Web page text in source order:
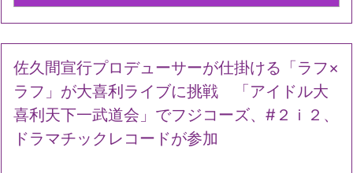
佐久間宣行プロデューサーが仕掛ける「ラフ×
ラフ」が大喜利ライブに挑戦 「アイドル大
喜利天下一武道会」でフジコーズ、#２ｉ２、
ドラマチックレコードが参加